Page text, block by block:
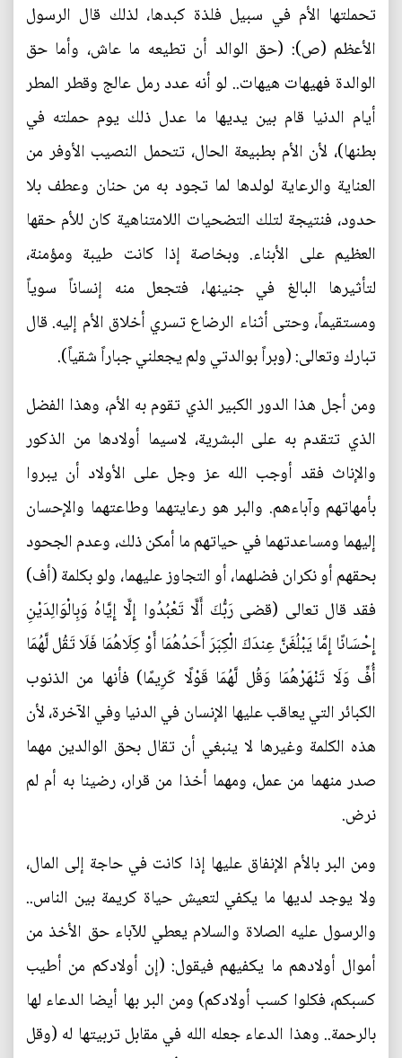
تحملتها الأم في سبيل فلذة كبدها، لذلك قال الرسول
الأعظم (ص): (حق الوالد أن تطيعه ما عاش، وأما حق
الوالدة فهيهات هيهات.. لو أنه عدد رمل عالج وقطر المطر
أيام الدنيا قام بين يديها ما عدل ذلك يوم حملته في
بطنها)، لأن الأم بطبيعة الحال، تتحمل النصيب الأوفر من
العناية والرعاية لولدها لما تجود به من حنان وعطف بلا
حدود، فنتيجة لتلك التضحيات اللامتناهية كان للأم حقها
العظيم على الأبناء. وبخاصة إذا كانت طيبة ومؤمنة،
لتأثيرها البالغ في جنينها، فتجعل منه إنساناً سوياً
ومستقيماً، وحتى أثناء الرضاع تسري أخلاق الأم إليه. قال
تبارك وتعالى: (وبراً بوالدتي ولم يجعلني جباراً شقياً).
ومن أجل هذا الدور الكبير الذي تقوم به الأم، وهذا الفضل
الذي تتقدم به على البشرية، لاسيما أولادها من الذكور
والإناث فقد أوجب الله عز وجل على الأولاد أن يبروا
بأمهاتهم وآباءهم. والبر هو رعايتهما وطاعتهما والإحسان
إليهما ومساعدتهما في حياتهم ما أمكن ذلك، وعدم الجحود
بحقهم أو نكران فضلهما، أو التجاوز عليهما، ولو بكلمة (أف)
فقد قال تعالى (قضى رَبُّكَ أَلَّا تَعْبُدُوا إِلَّا إِيَّاهُ وَبِالْوَالِدَيْنِ
إِحْسَانًا إِمَّا يَبْلُغَنَّ عِندَكَ الْكِبَرَ أَحَدُهُمَا أَوْ كِلَاهُمَا فَلَا تَقُل لَّهُمَا
أُفٍّ وَلَا تَنْهَرْهُمَا وَقُل لَّهُمَا قَوْلًا كَرِيمًا) فأنها من الذنوب
الكبائر التي يعاقب عليها الإنسان في الدنيا وفي الآخرة، لأن
هذه الكلمة وغيرها لا ينبغي أن تقال بحق الوالدين مهما
صدر منهما من عمل، ومهما أخذا من قرار، رضينا به أم لم
نرض.
ومن البر بالأم الإنفاق عليها إذا كانت في حاجة إلى المال،
ولا يوجد لديها ما يكفي لتعيش حياة كريمة بين الناس..
والرسول عليه الصلاة والسلام يعطي للآباء حق الأخذ من
أموال أولادهم ما يكفيهم فيقول: (إن أولادكم من أطيب
كسبكم، فكلوا كسب أولادكم) ومن البر بها أيضا الدعاء لها
بالرحمة.. وهذا الدعاء جعله الله في مقابل تربيتها له (وقل